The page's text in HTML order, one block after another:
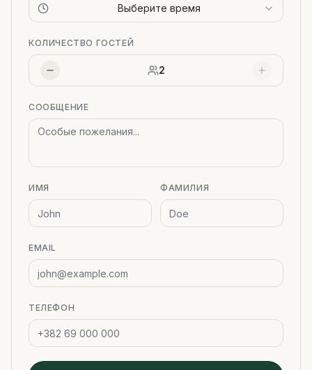
Выберите время
КОЛИЧЕСТВО ГОСТЕЙ
2
СООБЩЕНИЕ
ИМЯ ФАМИЛИЯ
EMAIL
ТЕЛЕФОН